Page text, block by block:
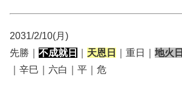
2031/2/10(月)
先勝｜ 不成就日 天恩日 ｜重日｜ 地火日
｜辛巳｜六白｜平｜危